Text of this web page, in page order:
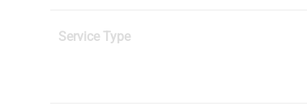
Service Type